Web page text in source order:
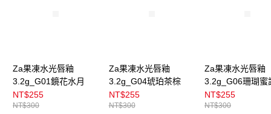
Za果凍水光唇釉
3.2g_G01鏡花水月
NT$255
NT$300
Za果凍水光唇釉
3.2g_G04琥珀茶棕
NT$255
NT$300
Za果凍水光唇釉
3.2g_G06珊瑚蜜
NT$255
NT$300